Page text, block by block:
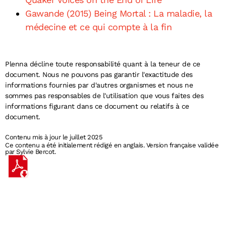
Gawande (2015) Being Mortal : La maladie, la
médecine et ce qui compte à la fin
Plenna décline toute responsabilité quant à la teneur de ce
document. Nous ne pouvons pas garantir l'exactitude des
informations fournies par d'autres organismes et nous ne
sommes pas responsables de l'utilisation que vous faites des
informations figurant dans ce document ou relatifs à ce
document.
Contenu mis à jour le juillet 2025
Ce contenu a été initialement rédigé en anglais. Version française validée
par Sylvie Bercot.